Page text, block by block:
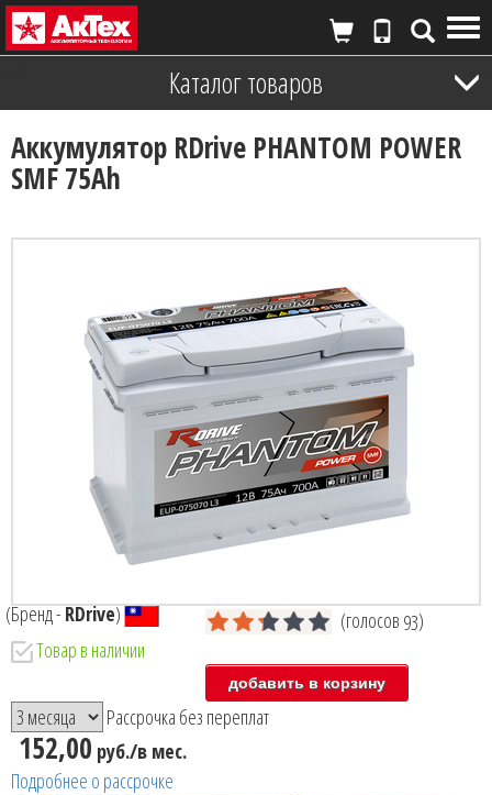
Каталог товаров
Аккумулятор RDrive PHANTOM POWER
SMF 75Ah
(Бренд -RDrive) (голосов 93)
Товар в наличии
Рассрочка без переплат
152,00 руб./в мес.
Подробнее о рассрочке